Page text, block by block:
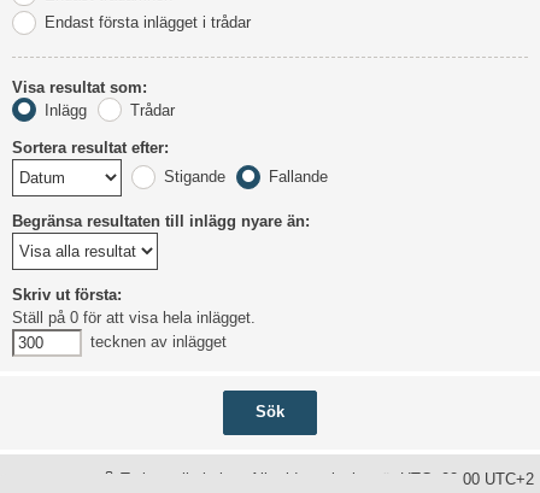
Endast första inlägget i trådar
Visa resultat som:
Inlägg
Trådar
Sortera resultat efter:
Stigande
Fallande
Begränsa resultaten till inlägg nyare än:
Skriv ut första:
Ställ på 0 för att visa hela inlägget.
tecknen av inlägget
Alla tidsangivelser är UTC+02:00 UTC+2
Ta bort alla kakor